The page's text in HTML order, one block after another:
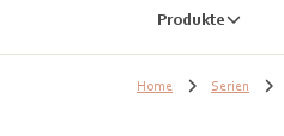
Produkte
Home Serien